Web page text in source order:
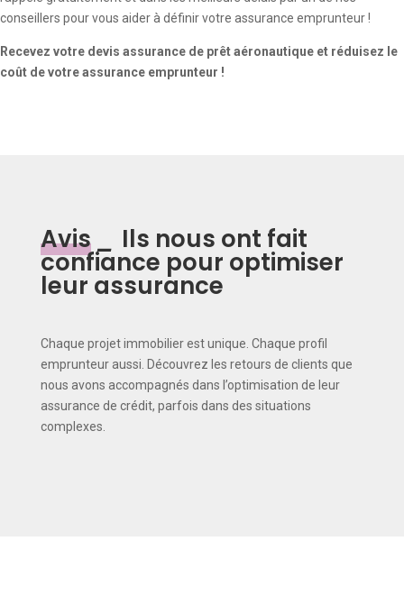
conseillers pour vous aider à définir votre assurance emprunteur !
Recevez votre devis assurance de prêt aéronautique et réduisez le
coût de votre assurance emprunteur !
Avis _ Ils nous ont fait
confiance pour optimiser
leur assurance
Chaque projet immobilier est unique. Chaque profil
emprunteur aussi. Découvrez les retours de clients que
nous avons accompagnés dans l’optimisation de leur
assurance de crédit, parfois dans des situations
complexes.